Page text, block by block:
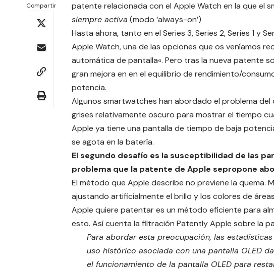
Compartir
patente relacionada con el Apple Watch en la que el
siempre activa (modo ‘always-on’)
Hasta ahora, tanto en el Series 3, Series 2, Series 1 y
Apple Watch, una de las opciones que os veníamos
automática de pantalla«. Pero tras la nueva patente
gran mejora en en el equilibrio de rendimiento/
potencia.
Algunos smartwatches han abordado el problema
grises relativamente oscuro para mostrar el tiempo
Apple ya tiene una pantalla de tiempo de baja
se agota en la batería.
El segundo desafío es la susceptibilidad de las
problema que la patente de Apple sepropone
El método que Apple describe no previene la quema.
ajustando artificialmente el brillo y los colores de
Apple quiere patentar es un método eficiente para
esto. Así cuenta la filtración Patently Apple sobre la
Para abordar esta preocupación, las
uso histórico asociada con una pantalla OLED
el funcionamiento de la pantalla OLED para